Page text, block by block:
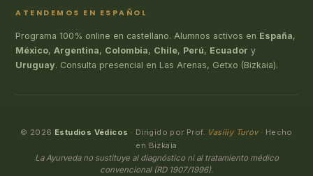
ATENDEMOS EN ESPAÑOL
Programa 100% online en castellano. Alumnos activos en España,
México, Argentina, Colombia, Chile, Perú, Ecuador y
Uruguay. Consulta presencial en Las Arenas, Getxo (Bizkaia).
© 2026 Estudios Védicos · Dirigido por Prof. Vasiliy Turov· Hecho
en Bizkaia
La Ayurveda no sustituye al diagnóstico ni al tratamiento médico
convencional (RD 1907/1996).